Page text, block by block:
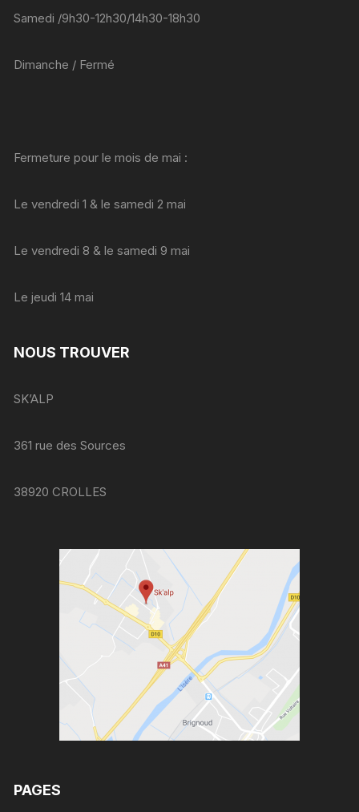
Samedi /9h30-12h30/14h30-18h30
Dimanche / Fermé
Fermeture pour le mois de mai :
Le vendredi 1 & le samedi 2 mai
Le vendredi 8 & le samedi 9 mai
Le jeudi 14 mai
NOUS TROUVER
SK’ALP
361 rue des Sources
38920 CROLLES
PAGES